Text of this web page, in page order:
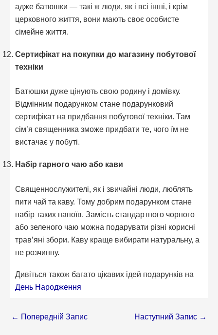
адже батюшки — такі ж люди, як і всі інші, і крім
церковного життя, вони мають своє особисте
сімейне життя.
Сертифікат на покупки до магазину побутової
техніки
Батюшки дуже цінують свою родину і домівку.
Відмінним подарунком стане подарунковий
сертифікат на придбання побутової техніки. Там
сім’я священника зможе придбати те, чого їм не
вистачає у побуті.
Набір гарного чаю або кави
Священнослужителі, як і звичайні люди, люблять
пити чай та каву. Тому добрим подарунком стане
набір таких напоїв. Замість стандартного чорного
або зеленого чаю можна подарувати різні корисні
трав’яні збори. Каву краще вибирати натуральну, а
не розчинну.
Дивіться також багато цікавих ідей подарунків на
День Народження
← Попередній Запис Наступний Запис →